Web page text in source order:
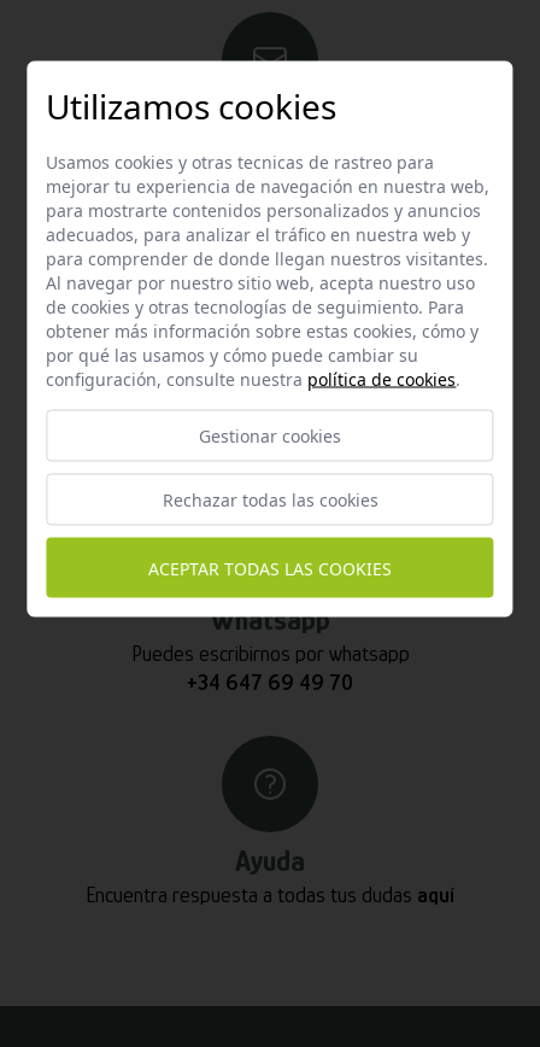
Contacta con nosotros vía email
info@hispalgan.com
Teléfono
587 870
Whatsapp
Puedes escribirnos por whatsapp
+34 647 69 49 70
Ayuda
Encuentra respuesta a todas tus dudas aquí
Utilizamos cookies
Usamos cookies y otras tecnicas de rastreo para
mejorar tu experiencia de navegación en nuestra web,
para mostrarte contenidos personalizados y anuncios
adecuados, para analizar el tráfico en nuestra web y
para comprender de donde llegan nuestros visitantes.
Al navegar por nuestro sitio web, acepta nuestro uso
de cookies y otras tecnologías de seguimiento. Para
obtener más información sobre estas cookies, cómo y
por qué las usamos y cómo puede cambiar su
configuración, consulte nuestra política de cookies.
Gestionar cookies
Rechazar todas las cookies
ACEPTAR TODAS LAS COOKIES